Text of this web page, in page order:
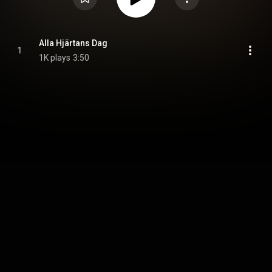
1
Alla Hjärtans Dag
1K plays 3:50